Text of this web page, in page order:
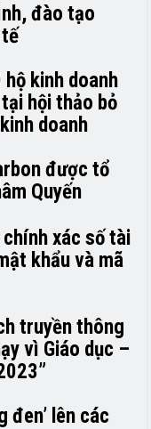
đào tạo
hộ kinh doanh
hội thảo bỏ
doanh
được tổ
Quyến
xác số tài
khẩu và mã
truyền thông
vì Giáo dục –
đen’ lên các